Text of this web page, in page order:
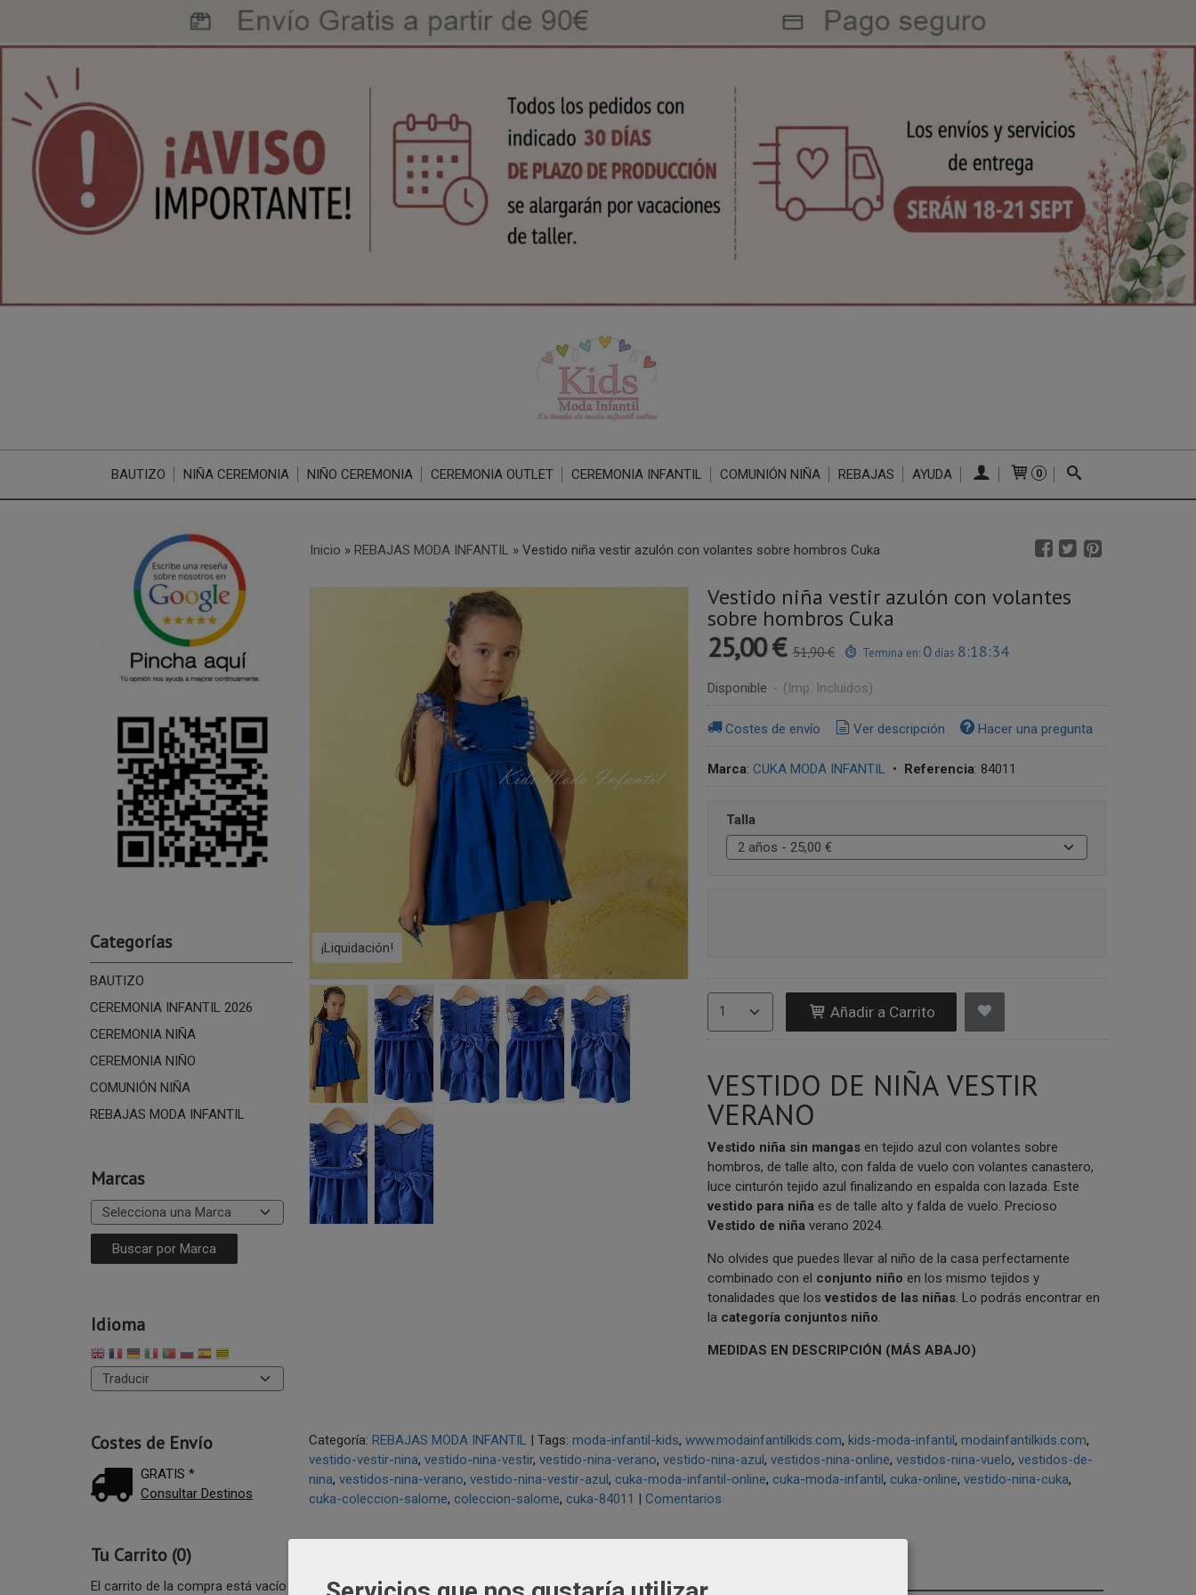
BAUTIZO NIÑA CEREMONIA NIÑO CEREMONIA CEREMONIA OUTLET CEREMONIA INFANTIL COMUNIÓN NIÑA REBAJAS AYUDA 0
Categorías
BAUTIZO
CEREMONIA INFANTIL 2026
CEREMONIA NIÑA
CEREMONIA NIÑO
COMUNIÓN NIÑA
REBAJAS MODA INFANTIL
Marcas
Idioma
Costes de Envío
GRATIS *
Consultar Destinos
Tu Carrito (0)
El carrito de la compra está vacío
Inicio » REBAJAS MODA INFANTIL » Vestido niña vestir azulón con volantes sobre hombros Cuka
¡Liquidación!
Vestido niña vestir azulón con volantes
sobre hombros Cuka
25,00 € 51,90 € Termina en: 0 días 8:18:33
Disponible - (Imp. Incluidos)
Costes de envío Ver descripción Hacer una pregunta
Marca: CUKA MODA INFANTIL • Referencia: 84011
Talla
Añadir a Carrito
VESTIDO DE NIÑA VESTIR
VERANO
Vestido niña sin mangas en tejido azul con volantes sobre
hombros, de talle alto, con falda de vuelo con volantes canastero,
luce cinturón tejido azul finalizando en espalda con lazada. Este
vestido para niñaes de talle alto y falda de vuelo. Precioso
Vestido de niñaverano 2024.
No olvides que puedes llevar al niño de la casa perfectamente
combinado con el conjunto niño en los mismo tejidos y
tonalidades que los vestidos de las niñas. Lo podrás encontrar en
la categoría conjuntos niño.
MEDIDAS EN DESCRIPCIÓN (MÁS ABAJO)
Categoría: REBAJAS MODA INFANTIL | Tags: moda-infantil-kids www.modainfantilkids.com kids-moda-infantil modainfantilkids.com
vestido-vestir-nina vestido-nina-vestir vestido-nina-verano vestido-nina-azul vestidos-nina-online vestidos-nina-vuelo vestidos-de-
nina vestidos-nina-verano vestido-nina-vestir-azul cuka-moda-infantil-online cuka-moda-infantil cuka-online vestido-nina-cuka
cuka-coleccion-salome coleccion-salome cuka-84011 | Comentarios